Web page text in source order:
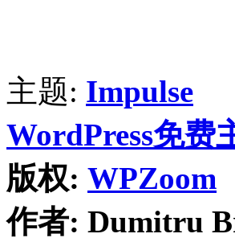
主题: Impulse
WordPress免费
版权: WPZoom
作者: Dumitru